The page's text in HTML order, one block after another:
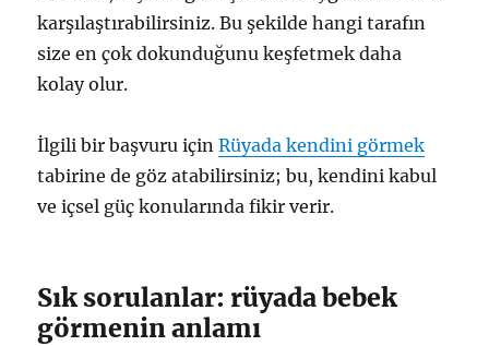
karşılaştırabilirsiniz. Bu şekilde hangi tarafın
size en çok dokunduğunu keşfetmek daha
kolay olur.
İlgili bir başvuru içinRüyada kendini görmek
tabirine de göz atabilirsiniz; bu, kendini kabul
ve içsel güç konularında fikir verir.
Sık sorulanlar: rüyada bebek
görmenin anlamı